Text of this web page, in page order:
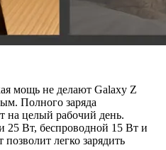
мощь не делают Galaxy Z
Полного заряда
на целый рабочий день.
25 Вт, беспроводной 15 Вт и
легко зарядить